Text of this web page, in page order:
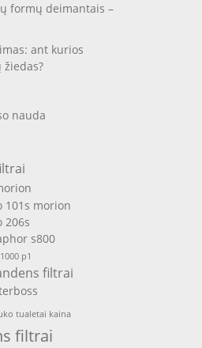
formų deimantais –
ant kurios
nauda
101s morion
206s
s800
p1
filtrai
tualetai kaina
filtrai